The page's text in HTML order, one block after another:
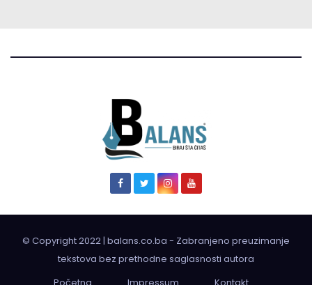
© Copyright 2022 | balans.co.ba - Zabranjeno preuzimanje
tekstova bez prethodne saglasnosti autora